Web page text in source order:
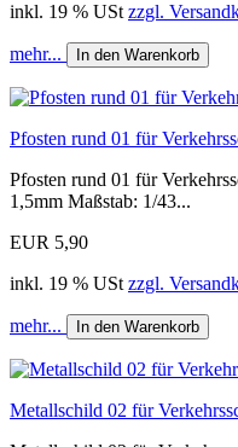
inkl. 19 % USt zzgl.
mehr... In den Warenkorb
Pfosten rund 01 für
Pfosten rund 01 für
1,5mm Maßstab: 1/43...
EUR 5,90
inkl. 19 % USt zzgl.
mehr... In den Warenkorb
Metallschild 02 für